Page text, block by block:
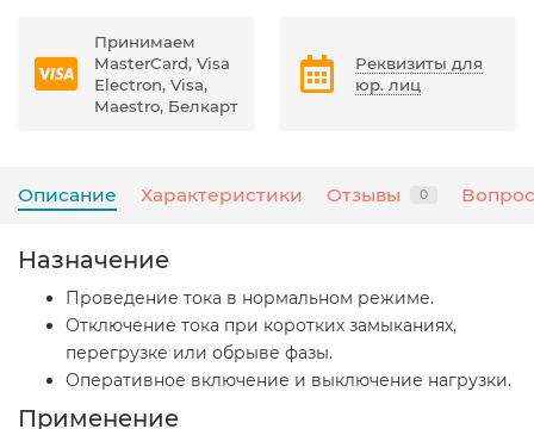
Принимаем
MasterCard, Visa
Electron, Visa,
Maestro, Белкарт
Реквизиты для
юр. лиц
Описание Характеристики Отзывы 0
Назначение
Проведение тока в нормальном режиме.
Отключение тока при коротких замыканиях,
перегрузке или обрыве фазы.
Оперативное включение и выключение нагрузки.
Применение